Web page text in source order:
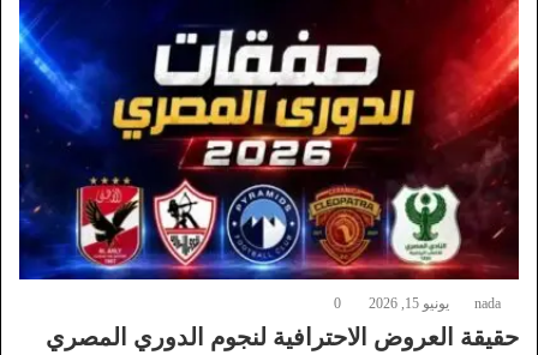
nada يونيو 15, 2026 0
حقيقة العروض الاحترافية لنجوم الدوري المصري